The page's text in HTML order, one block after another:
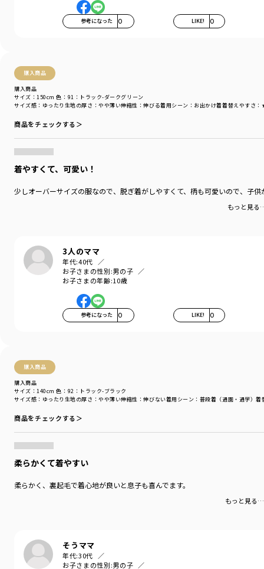
参考になった 0 LIKE! 0
購入商品
購入商品
サイズ感 ：ゆったり 生地の厚さ ：やや薄い伸縮性 ：伸びる着用シーン ：お出かけ着着替えやすさ
サイズ：150cm 色：91：トラック-ダークグリーン
商品をチェックする＞
着やすくて、可愛い！
少しオーバーサイズの服なので、脱ぎ着がしやすくて、柄も可愛いので、子
もっと見る
3人のママ
年代:40代
お子さまの性別:男の子
お子さまの年齢:10歳
参考になった 0 LIKE! 0
購入商品
購入商品
サイズ感 ：ゆったり 生地の厚さ ：やや薄い伸縮性 ：伸びない着用シーン ：普段着（通園・通学）着
サイズ：140cm 色：92：トラック-ブラック
商品をチェックする＞
柔らかくて着やすい
柔らかく、裏起毛で着心地が良いと息子も喜んでます。
もっと見る…
そうママ
年代:30代
お子さまの性別:男の子
＃drc＃おとこのこ＃おんなのこ＃ボーイズ＃ガールズ
＃通園コーデ＃通学コーデ＃小学生コーデ
＃プチプラ＃プチプラ子供服＃子供服通販
＃ユニセックス＃スウェット
＃160cm
着用イメージ/カラー：04:サンド１-アイボリー
サイズ：サイズ130
ブランド
シーズン
／アウトレット
カラー
／ ホワイト